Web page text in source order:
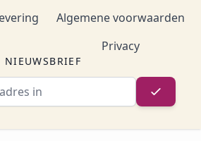
Algemene voorwaarden
Privacy
NIEUWSBRIEF